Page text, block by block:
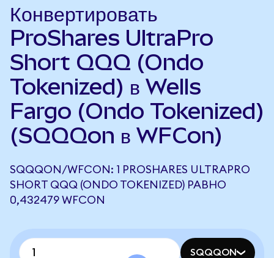
Конвертировать
ProShares UltraPro
Short QQQ (Ondo
Tokenized) в Wells
Fargo (Ondo Tokenized)
(SQQQon в WFCon)
SQQQON/WFCON: 1 PROSHARES ULTRAPRO
SHORT QQQ (ONDO TOKENIZED) РАВНО
0,432479 WFCON
SQQQON